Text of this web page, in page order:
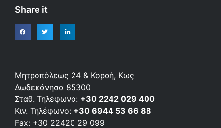
Share it
Μητροπόλεως 24 & Κοραή, Κως
Δωδεκάνησα 85300
Σταθ. Τηλέφωνο: +30 2242 029 400
Κιν. Τηλέφωνο: +30 6944 53 66 88
Fax: +30 22420 29 099